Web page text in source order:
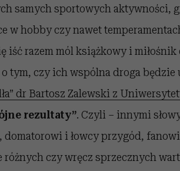
samych sportowych aktywności,
w hobby czy nawet
iść razem mól książkowy i
tym, czy ich wspólna droga będzie
dr Bartosz Zalewski z
rezultaty”. Czyli – innymi
i łowcy przygód,
czy wręcz sprzecznych